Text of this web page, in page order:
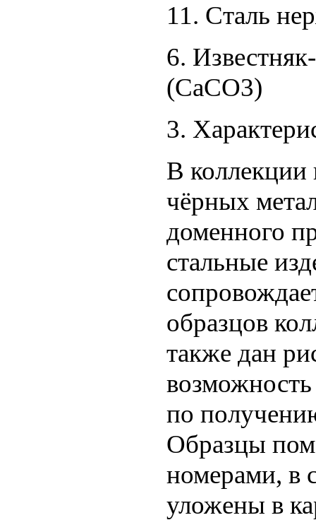
11. Сталь
6.
3.
В коллекции
чёрных
доменного
стальные
образцов
также дан
по
Образцы
номерами, в
уложены в